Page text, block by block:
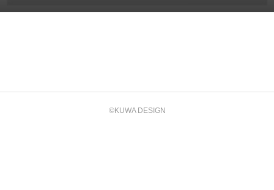
©KUWA DESIGN